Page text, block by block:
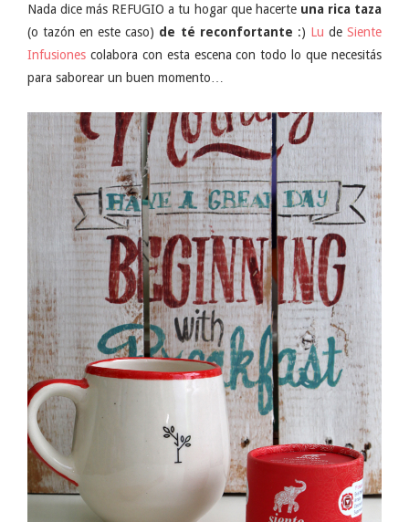
Nada dice más REFUGIO a tu hogar que hacerte una rica taza
(o tazón en este caso) de té reconfortante :) Lu deSiente
Infusiones colabora con esta escena con todo lo que necesitás
para saborear un buen momento…